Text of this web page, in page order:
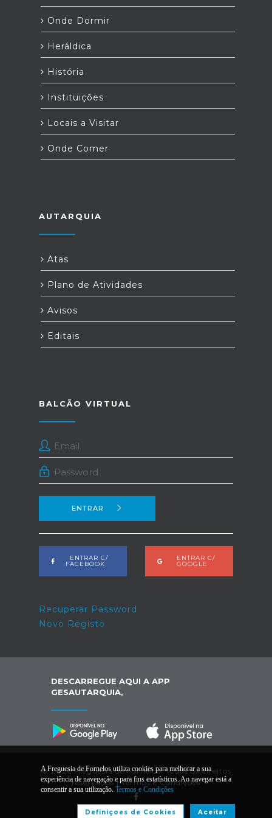
Onde Dormir
Heráldica
História
Instituições
Locais a Visitar
Onde Comer
AUTARQUIA
Atas
Plano de Atividades
Avisos
Editais
BALCÃO VIRTUAL
ENTRAR
ENTRAR C/
FACEBOOK
ENTRAR C/
GOOGLE
Recuperar Password
Novo Registo
DESCARREGUE AQUI A APP
GESAUTARQUIA,
© 2026 Freguesia de Fornelos. Todos os direitos
reservados |Termos e Condições
A Freguesia de Fornelos utiliza cookies para melhorar a sua
experiência de navegação e para fins estatísticos. Ao navegar está a
consentir a sua utilização. Termos e Condições
Aceitar
Definiçoes de Cookies